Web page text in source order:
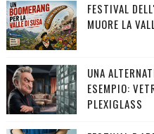
FESTIVAL
MUORE LA
UNA
ESEMPIO:
PLEXIGLASS